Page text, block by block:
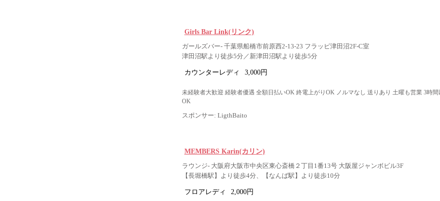
Girls Bar Link(リンク)
ガールズバー- 千葉県船橋市前原西2-13-23 フラッピ津田沼2F-C室
津田沼駅より徒歩5分／新津田沼駅より徒歩5分
カウンターレディ 3,000円
未経験者大歓迎 経験者優遇 全額日払いOK 終電上がりOK ノルマなし 送りあり 土曜も営業 3時
OK
スポンサー: LigthBaito
MEMBERS Karin(カリン)
ラウンジ- 大阪府大阪市中央区東心斎橋２丁目1番13号 大阪屋ジャンボビル3F
【長堀橋駅】より徒歩4分、【なんば駅】より徒歩10分
フロアレディ 2,000円